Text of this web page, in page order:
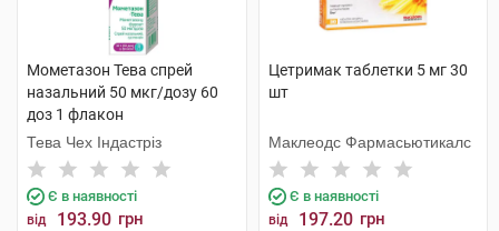
Мометазон Тева спрей
назальний 50 мкг/дозу 60
доз 1 флакон
Тева Чех Індастріз
Є в наявності
від 193.90 грн
Цетримак таблетки 5 мг 30
шт
Маклеодс Фармасьютикалс
Є в наявності
від 197.20 грн